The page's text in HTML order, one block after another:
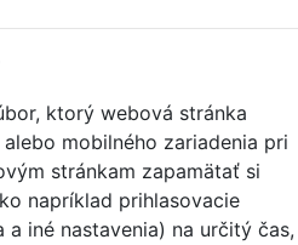
ktorý webová stránka
mobilného zariadenia pri
stránkam zapamätať si
napríklad prihlasovacie
iné nastavenia) na určitý čas,